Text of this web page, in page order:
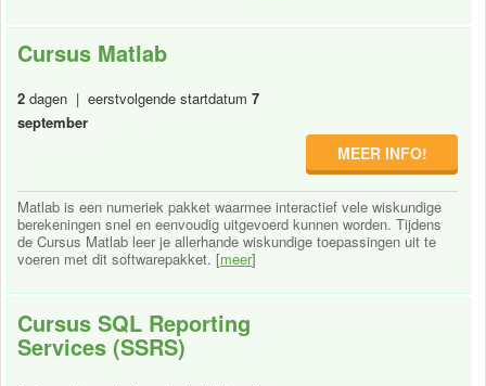
Cursus Matlab
2 dagen | eerstvolgende startdatum 7
september
MEER INFO!
Matlab is een numeriek pakket waarmee interactief vele wiskundige
berekeningen snel en eenvoudig uitgevoerd kunnen worden. Tijdens
de Cursus Matlab leer je allerhande wiskundige toepassingen uit te
voeren met dit softwarepakket. [meer]
Cursus SQL Reporting
Services (SSRS)